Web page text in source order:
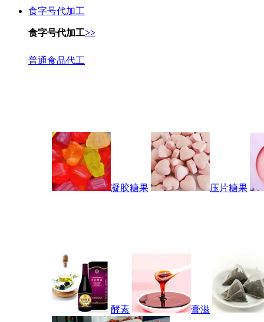
食字号代加工
食字号代加工>>
普通食品代工
凝胶糖果 压片糖果
酵素 膏滋